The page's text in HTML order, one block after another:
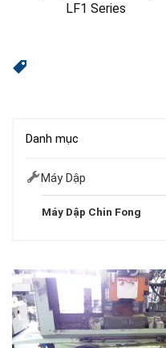
LF1 Series
Danh mục
Máy Dập
Máy Dập Chin Fong